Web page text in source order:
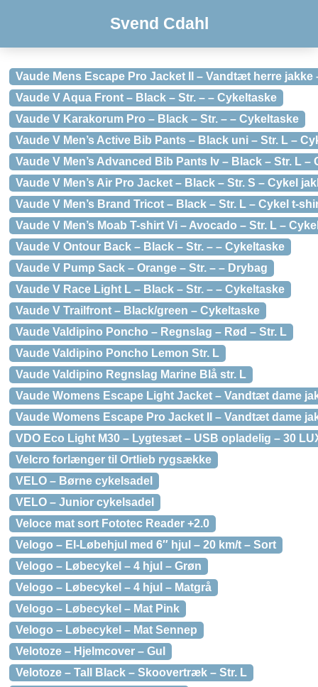
Svend Cdahl
Vaude Mens Escape Pro Jacket II – Vandtæt herre jakke
Vaude V Aqua Front – Black – Str. – – Cykeltaske
Vaude V Karakorum Pro – Black – Str. – – Cykeltaske
Vaude V Men’s Active Bib Pants – Black uni – Str. L –
Vaude V Men’s Advanced Bib Pants Iv – Black – Str. L –
Vaude V Men’s Air Pro Jacket – Black – Str. S – Cykel
Vaude V Men’s Brand Tricot – Black – Str. L – Cykel t-
Vaude V Men’s Moab T-shirt Vi – Avocado – Str. L –
Vaude V Ontour Back – Black – Str. – – Cykeltaske
Vaude V Pump Sack – Orange – Str. – – Drybag
Vaude V Race Light L – Black – Str. – – Cykeltaske
Vaude V Trailfront – Black/green – Cykeltaske
Vaude Valdipino Poncho – Regnslag – Rød – Str. L
Vaude Valdipino Poncho Lemon Str. L
Vaude Valdipino Regnslag Marine Blå str. L
Vaude Womens Escape Light Jacket – Vandtæt dame
Vaude Womens Escape Pro Jacket II – Vandtæt dame
VDO Eco Light M30 – Lygtesæt – USB opladelig – 30
Velcro forlænger til Ortlieb rygsække
VELO – Børne cykelsadel
VELO – Junior cykelsadel
Veloce mat sort Fototec Reader +2.0
Velogo – El-Løbehjul med 6″ hjul – 20 km/t – Sort
Velogo – Løbecykel – 4 hjul – Grøn
Velogo – Løbecykel – 4 hjul – Matgrå
Velogo – Løbecykel – Mat Pink
Velogo – Løbecykel – Mat Sennep
Velotoze – Hjelmcover – Gul
Velotoze – Tall Black – Skoovertræk – Str. L